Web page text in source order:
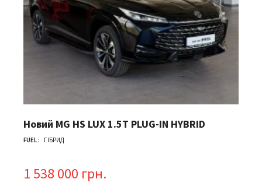
Новий MG HS LUX 1.5T PLUG-IN HYBRID
FUEL : ГІБРИД
1 538 000 грн.